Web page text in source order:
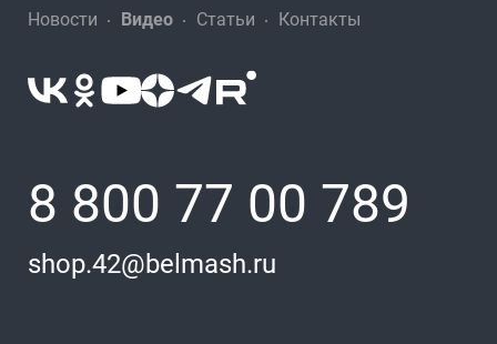
Новости Видео Статьи Контакты
8 800 77 00 789
shop.42@belmash.ru